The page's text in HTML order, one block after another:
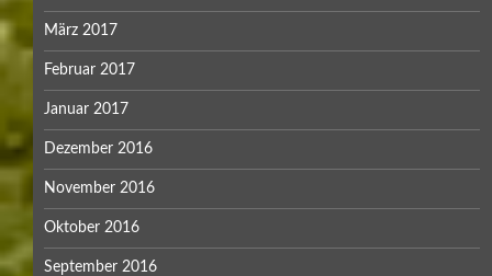
März 2017
Februar 2017
Januar 2017
Dezember 2016
November 2016
Oktober 2016
September 2016